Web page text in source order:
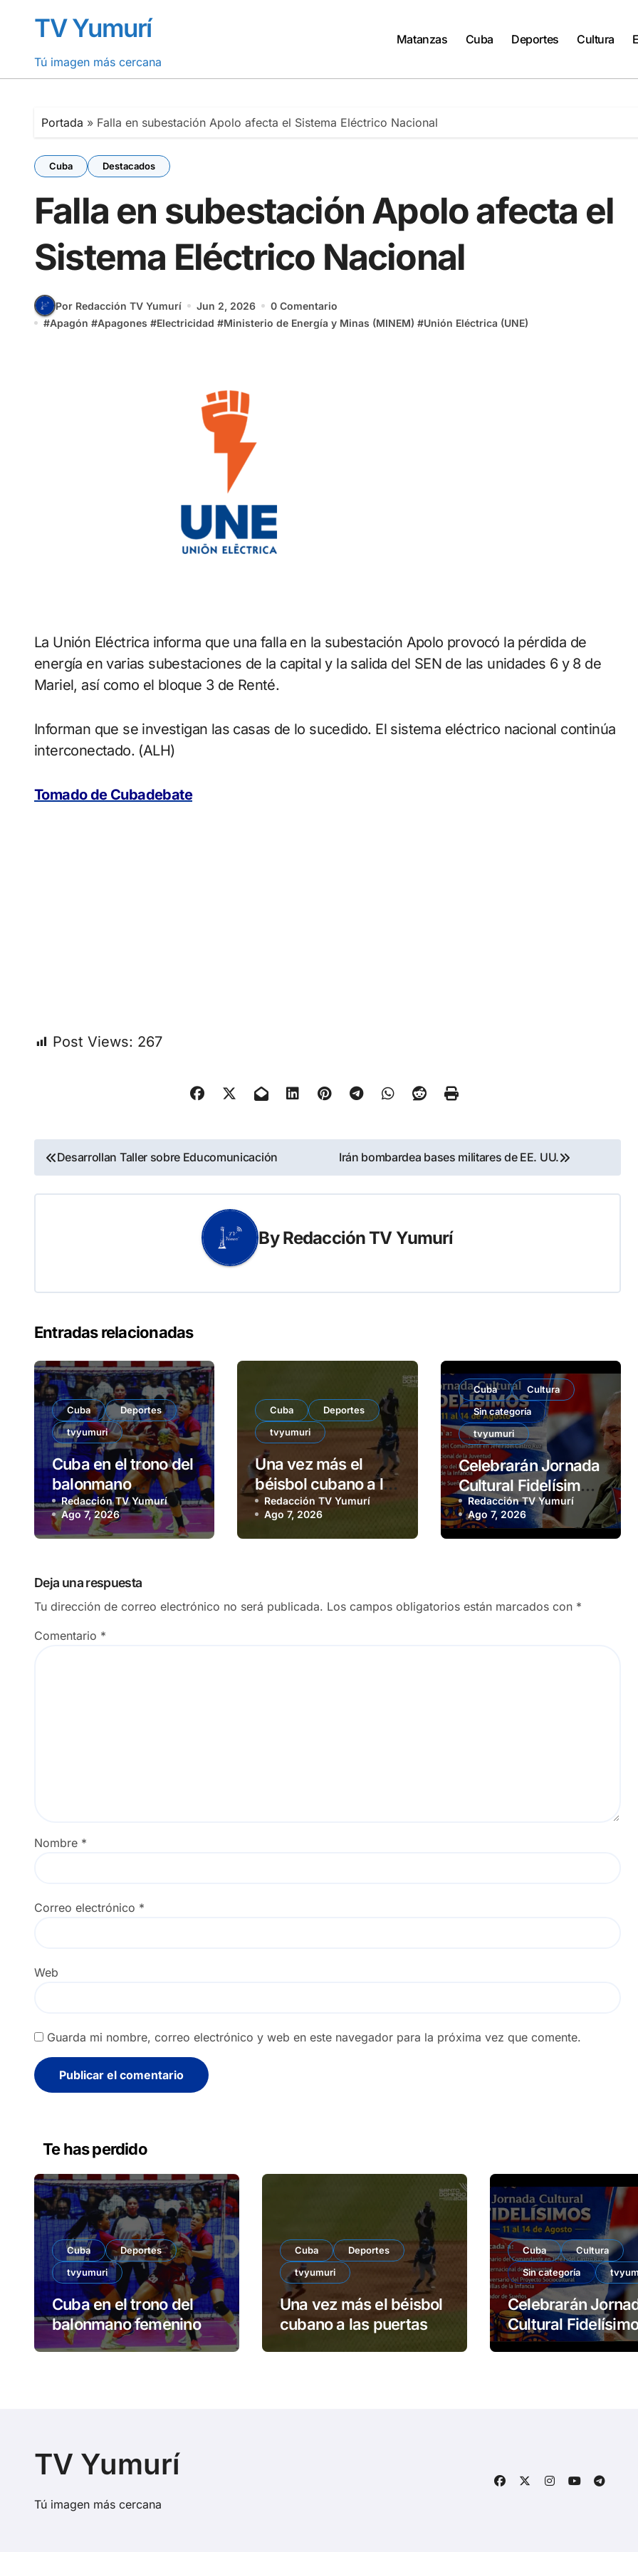
contenidoTV Yumurí
Tú imagen más cercana
Matanzas Cuba Deportes Cultura
Portada » Falla en subestación Apolo afecta el Sistema Eléctrico Nacional
Cuba Destacados
Falla en subestación Apolo afecta el
Sistema Eléctrico Nacional
Por Redacción TV Yumurí Jun 2, 2026
0 Comentario
#Apagón #Apagones #Electricidad #Ministerio de Energía y Minas (MINEM) #Unión Eléctrica (UNE)
La Unión Eléctrica informa que una falla en la subestación Apolo provocó la pérdida de
energía en varias subestaciones de la capital y la salida del SEN de las unidades 6 y 8 de
Mariel, así como el bloque 3 de Renté.
Informan que se investigan las casas de lo sucedido. El sistema eléctrico nacional continúa
interconectado. (ALH)
Tomado de Cubadebate
Post Views: 267
Navegación
de
Desarrollan Taller sobre Educomunicación Irán bombardea bases militares de EE. UU.
ByRedacción TV Yumurí
Entradas relacionadas
Cuba
Deportes
tvyumuri
Cuba en el trono del
balonmano
femenino
Redacción TV Yumurí
Ago 7, 2026
Cuba
Deportes
tvyumuri
Una vez más el
béisbol cubano a las
puertas
Redacción TV Yumurí
Ago 7, 2026
Cuba
Cultura
Sin categoría
tvyumuri
Celebrarán Jornada
Cultural Fidelísimos
en Matanzas
Redacción TV Yumurí
Ago 7, 2026
Deja una respuesta
Tu dirección de correo electrónico no será publicada. Los campos obligatorios están marcados con *
Comentario *
Nombre *
Correo electrónico *
Web
Guarda mi nombre, correo electrónico y web en este navegador para la próxima vez que comente.
Te has perdido
Cuba
Deportes
tvyumuri
Cuba en el trono del
balonmano femenino
Cuba
Deportes
tvyumuri
Una vez más el béisbol
cubano a las puertas
Cuba
Cultura
Sin categoría
Celebrarán
Cultural Fidelísimos
Matanzas
TV Yumurí
Tú imagen más cercana